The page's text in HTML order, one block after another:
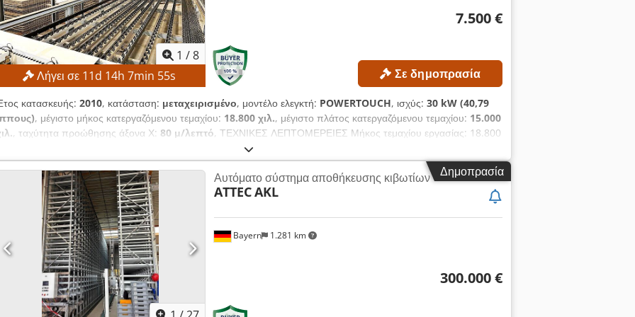
1 /8
Λήγει σε 11d 14h 7min 54s
7.500 €
Σε δημοπρασία
κατασκευής: 2010, κατάσταση: μεταχειρισμένο, μοντέλο ελεγκτή: POWERTOUCH, ισχύς: 30 kW (40,79
, μέγιστο μήκος κατεργαζόμενου τεμαχίου: 18.800 χιλ., μέγιστο πλάτος κατεργαζόμενου τεμαχίου: 15.000
, ταχύτητα προώθησης άξονα Χ: 80 μ/λεπτό, ΤΕΧΝΙΚΕΣ ΛΕΠΤΟΜΕΡΕΙΕΣ Μήκος τεμαχίου εργασίας: 18.800
mm Πλάτος τεμαχίου εργασίας: 15.000 mm Ελάχιστο μήκος πλάκας: 2.000 mm Μέγιστο μήκος πλάκας: 4.300
Ελάχιστο πλάτος πλάκας: 800 mm Μέγιστο πλάτος πλάκας: 2.200 mm Μέγιστη ταχύτητα προώθησης: 80
m/min Crjdpezmtmnofx Ah Uef ΛΕΠΤΟΜΕΡΕΙΕΣ ΜΗΧΑΝΗΜΑΤΟΣ Σύστημα ελέγχου: POWERTOUCH Συνολική
ισχύς σύνδεσης: 30 kW ΕΞΟΠΛΙΣΜΟΣ Σήμανση CE Το μηχάνημα πωλείται και παραδίδεται στην πραγματική του
κατάσταση και σύμφωνα με τους ισχύοντες νόμους («όπως φαίνεται και όπως αρέσει»), με βάση φωτογραφική
τεκμηρίωση και τεχνικά/εμπορικά έγγραφα περιγραφικού χαρακτήρα. Ο αγοραστής έχει το δικαίωμα να
επιθεωρήσει το προϊόν πριν από την παραλαβή και αναλαμβάνει την ευθύνη για την εγκατάσταση, την ασφάλιση
και τη χρήση του μηχανήματος στον προοριζόμενο χώρο. Εξωτερική αναφορά: 5107
Δημοπρασία
Bayern 1.281 km
Αυτόματο σύστημα αποθήκευσης κιβωτίων
ATTECAKL
300.000 €